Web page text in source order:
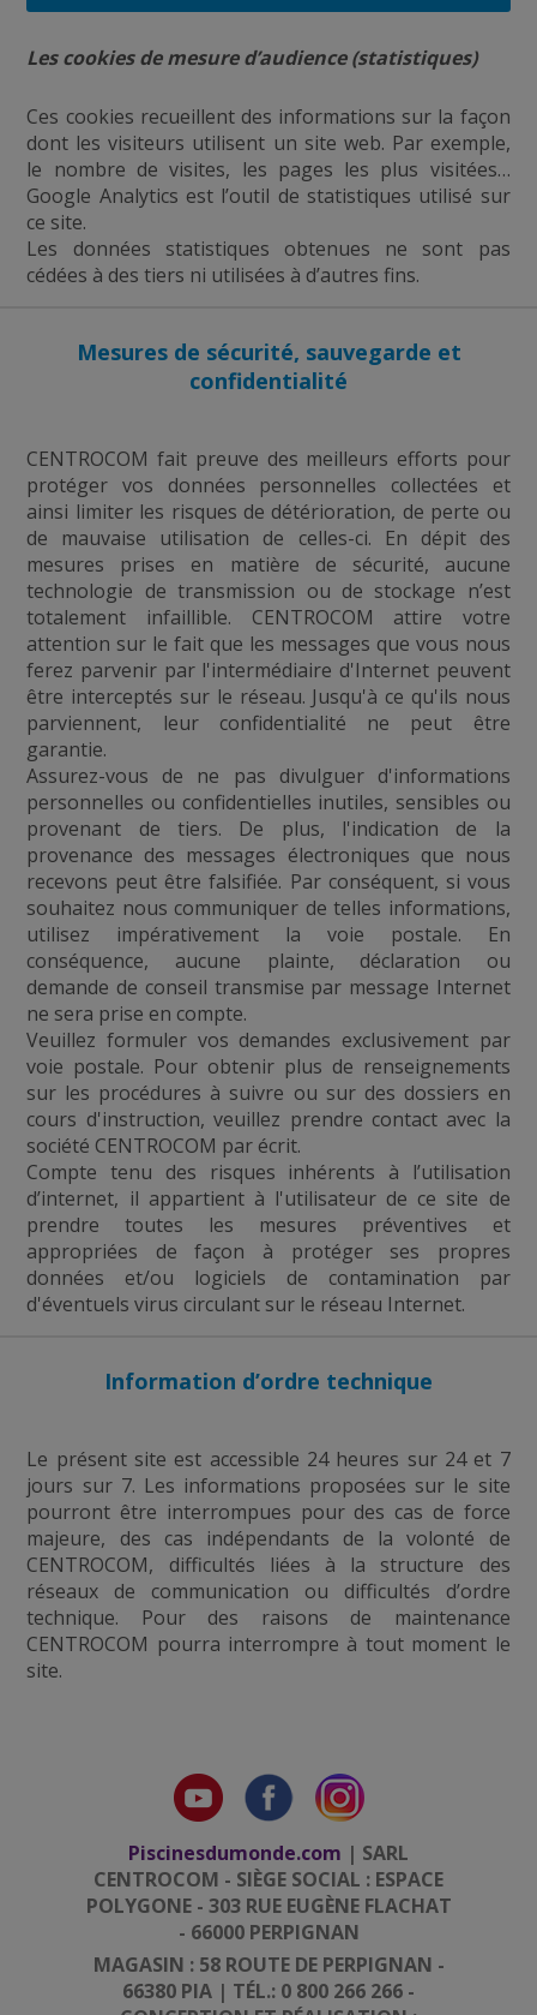
Les cookies de mesure d’audience (statistiques)
Ces cookies recueillent des informations sur la façon
dont les visiteurs utilisent un site web. Par exemple,
le nombre de visites, les pages les plus visitées…
Google Analytics est l’outil de statistiques utilisé sur
ce site.
Les données statistiques obtenues ne sont pas
cédées à des tiers ni utilisées à d’autres fins.
Mesures de sécurité, sauvegarde et
confidentialité
CENTROCOM fait preuve des meilleurs efforts pour
protéger vos données personnelles collectées et
ainsi limiter les risques de détérioration, de perte ou
de mauvaise utilisation de celles-ci. En dépit des
mesures prises en matière de sécurité, aucune
technologie de transmission ou de stockage n’est
totalement infaillible. CENTROCOM attire votre
attention sur le fait que les messages que vous nous
ferez parvenir par l'intermédiaire d'Internet peuvent
être interceptés sur le réseau. Jusqu'à ce qu'ils nous
parviennent, leur confidentialité ne peut être
garantie.
Assurez-vous de ne pas divulguer d'informations
personnelles ou confidentielles inutiles, sensibles ou
provenant de tiers. De plus, l'indication de la
provenance des messages électroniques que nous
recevons peut être falsifiée. Par conséquent, si vous
souhaitez nous communiquer de telles informations,
utilisez impérativement la voie postale. En
conséquence, aucune plainte, déclaration ou
demande de conseil transmise par message Internet
ne sera prise en compte.
Veuillez formuler vos demandes exclusivement par
voie postale. Pour obtenir plus de renseignements
sur les procédures à suivre ou sur des dossiers en
cours d'instruction, veuillez prendre contact avec la
société CENTROCOM par écrit.
Compte tenu des risques inhérents à l’utilisation
d’internet, il appartient à l'utilisateur de ce site de
prendre toutes les mesures préventives et
appropriées de façon à protéger ses propres
données et/ou logiciels de contamination par
d'éventuels virus circulant sur le réseau Internet.
Information d’ordre technique
Le présent site est accessible 24 heures sur 24 et 7
jours sur 7. Les informations proposées sur le site
pourront être interrompues pour des cas de force
majeure, des cas indépendants de la volonté de
CENTROCOM, difficultés liées à la structure des
réseaux de communication ou difficultés d’ordre
technique. Pour des raisons de maintenance
CENTROCOM pourra interrompre à tout moment le
site.
Piscinesdumonde.com | SARL
CENTROCOM - SIÈGE SOCIAL : ESPACE
POLYGONE - 303 RUE EUGÈNE FLACHAT
- 66000 PERPIGNAN
MAGASIN : 58 ROUTE DE PERPIGNAN -
66380 PIA | TÉL.: 0 800 266 266 -